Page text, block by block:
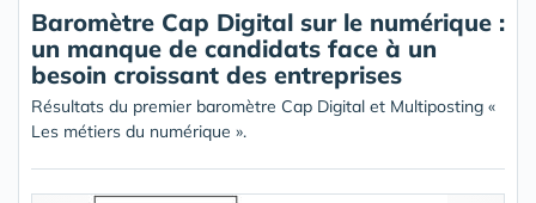
Baromètre Cap Digital sur le numérique :
un manque de candidats face à un
besoin croissant des entreprises
Résultats du premier baromètre Cap Digital et Multiposting «
Les métiers du numérique ».